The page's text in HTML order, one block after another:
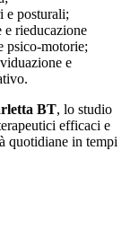
e posturali;
rieducazione
psico-motorie;
e
BT, lo studio
efficaci e
quotidiane in tempi